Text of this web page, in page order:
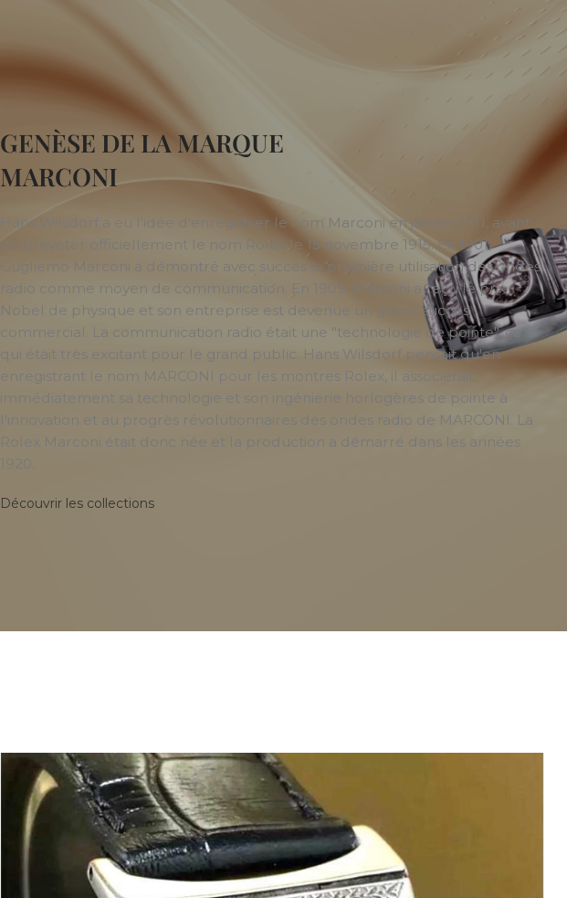
GENÈSE DE LA MARQUE
MARCONI
Hans Wilsdorf a eu l'idée d'enregistrer le nom Marconi en janvier 1911, avant
de breveter officiellement le nom Rolex le 15 novembre 1915. En 1901,
Gugliemo Marconi a démontré avec succès la première utilisation des ondes
radio comme moyen de communication. En 1909, Marconi a reçu le prix
Nobel de physique et son entreprise est devenue un grand succès
commercial. La communication radio était une "technologie de pointe", ce
qui était très excitant pour le grand public. Hans Wilsdorf pensait qu'en
enregistrant le nom MARCONI pour les montres Rolex, il associerait
immédiatement sa technologie et son ingénierie horlogères de pointe à
l'innovation et au progrès révolutionnaires des ondes radio de MARCONI. La
Rolex Marconi était donc née et la production a démarré dans les années
Découvrir les collections